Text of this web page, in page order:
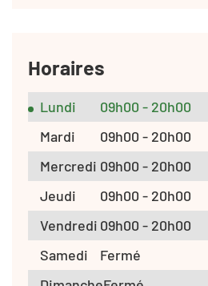
Horaires
Lundi
09h00 - 20h00
Mardi
09h00 - 20h00
Mercredi 09h00 - 20h00
Jeudi
09h00 - 20h00
Vendredi 09h00 - 20h00
Samedi
Fermé